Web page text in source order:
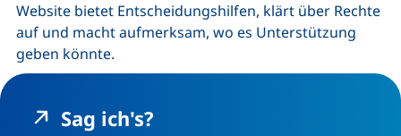
Website bietet Entscheidungshilfen, klärt über Rechte
auf und macht aufmerksam, wo es Unterstützung
geben könnte.
Sag ich's?